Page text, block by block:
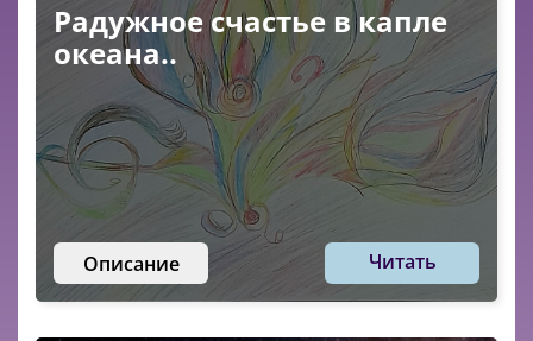
Радужное счастье в капле
океана..
Описание Читать